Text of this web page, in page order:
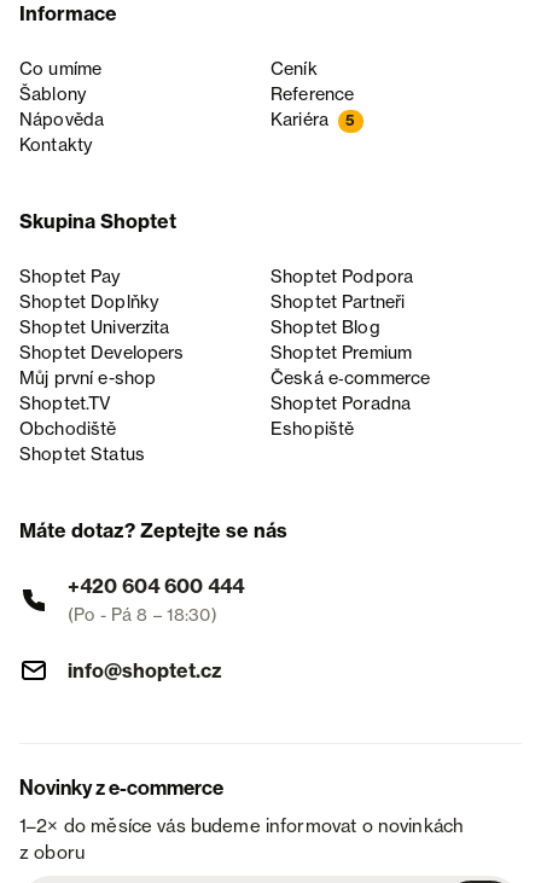
Informace
Co umíme
Ceník
Šablony
Reference
Nápověda
Kariéra 5
Kontakty
Skupina Shoptet
Shoptet Pay
Shoptet Podpora
Shoptet Doplňky
Shoptet Partneři
Shoptet Univerzita
Shoptet Blog
Shoptet Developers
Shoptet Premium
Můj první e-shop
Česká e‑commerce
Shoptet.TV
Shoptet Poradna
Obchodiště
Eshopiště
Shoptet Status
Máte dotaz? Zeptejte se nás
+420 604 600 444
(Po - Pá 8 – 18:30)
info@shoptet.cz
Novinky z e-commerce
1–2× do měsíce vás budeme informovat o novinkách
z oboru